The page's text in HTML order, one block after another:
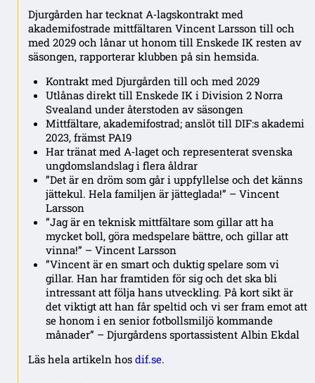
Djurgården har tecknat A‑lagskontrakt med
akademifostrade mittfältaren Vincent Larsson till och
med 2029 och lånar ut honom till Enskede IK resten av
säsongen, rapporterar klubben på sin hemsida.
Kontrakt med Djurgården till och med 2029
Utlånas direkt till Enskede IK i Division 2 Norra
Svealand under återstoden av säsongen
Mittfältare, akademifostrad; anslöt till DIF:s akademi
2023, främst PA19
Har tränat med A‑laget och representerat svenska
ungdomslandslag i flera åldrar
”Det är en dröm som går i uppfyllelse och det känns
jättekul. Hela familjen är jätteglada!” – Vincent
Larsson
”Jag är en teknisk mittfältare som gillar att ha
mycket boll, göra medspelare bättre, och gillar att
vinna!” – Vincent Larsson
”Vincent är en smart och duktig spelare som vi
gillar. Han har framtiden för sig och det ska bli
intressant att följa hans utveckling. På kort sikt är
det viktigt att han får speltid och vi ser fram emot att
se honom i en senior fotbollsmiljö kommande
månader” – Djurgårdens sportassistent Albin Ekdal
Läs hela artikeln hos dif.se.